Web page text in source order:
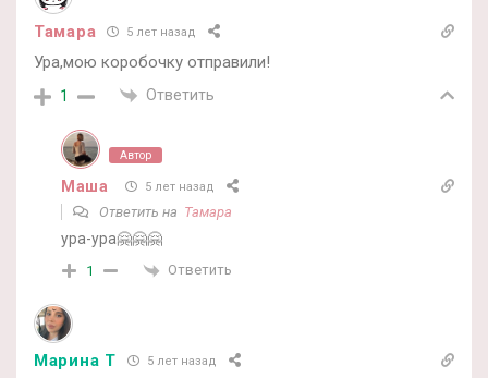
Тамара 5 лет назад
Ура,мою коробочку отправили!
1 Ответить
Автор
Маша 5 лет назад
Ответить на Тамара
ура-ура🤗🤗🤗
1 Ответить
Марина Т 5 лет назад